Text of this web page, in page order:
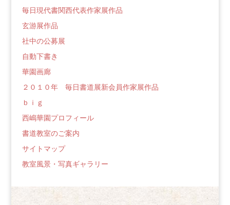
毎日現代書関西代表作家展作品
玄游展作品
社中の公募展
自動下書き
華園画廊
２０１０年 毎日書道展新会員作家展作品
ｂｉｇ
西嶋華園プロフィール
書道教室のご案内
サイトマップ
教室風景・写真ギャラリー